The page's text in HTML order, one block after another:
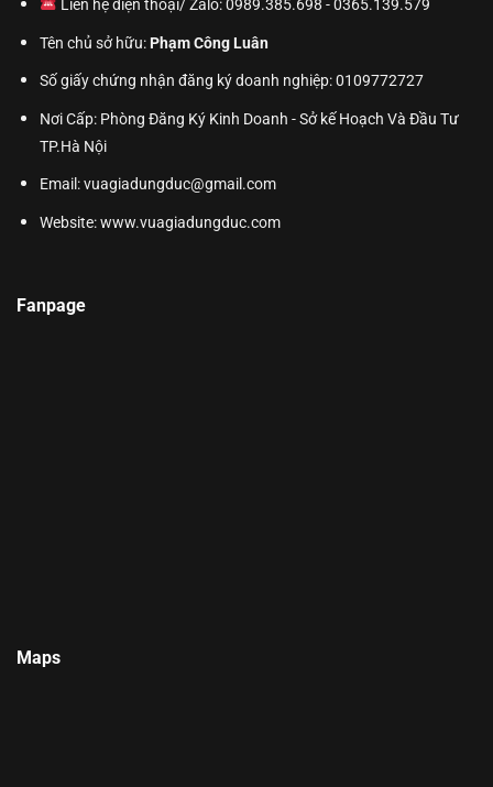
Liên hệ điện thoại/ Zalo: 0989.385.698 - 0365.139.579
Tên chủ sở hữu:Phạm Công Luân
Số giấy chứng nhận đăng ký doanh nghiệp: 0109772727
Nơi Cấp: Phòng Đăng Ký Kinh Doanh - Sở kế Hoạch Và Đầu Tư
TP.Hà Nội
Email: vuagiadungduc@gmail.com
Website:www.vuagiadungduc.com
Fanpage
Maps